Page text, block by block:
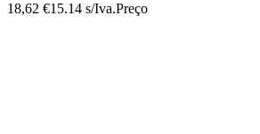
18,62 €15.14 s/Iva.Preço